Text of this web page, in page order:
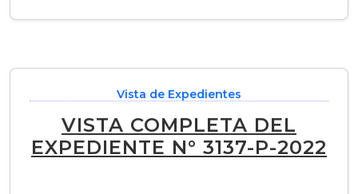
Vista de Expedientes
VISTA COMPLETA DEL
EXPEDIENTE N° 3137-P-2022